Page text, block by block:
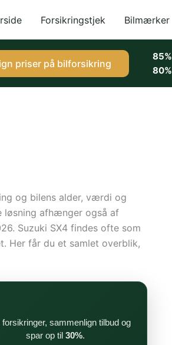
Forsikringstjek Bilmærker
priser på bilforsikring
85%
80%
og bilens alder, værdi og
løsning afhænger også af
Suzuki SX4 findes ofte som
Her får du et samlet overblik,
sammenlign tilbud og
spar op til30%.